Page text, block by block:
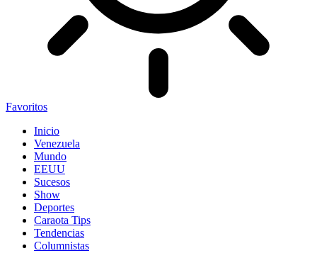
Favoritos
Inicio
Venezuela
Mundo
EEUU
Sucesos
Show
Deportes
Caraota Tips
Tendencias
Columnistas